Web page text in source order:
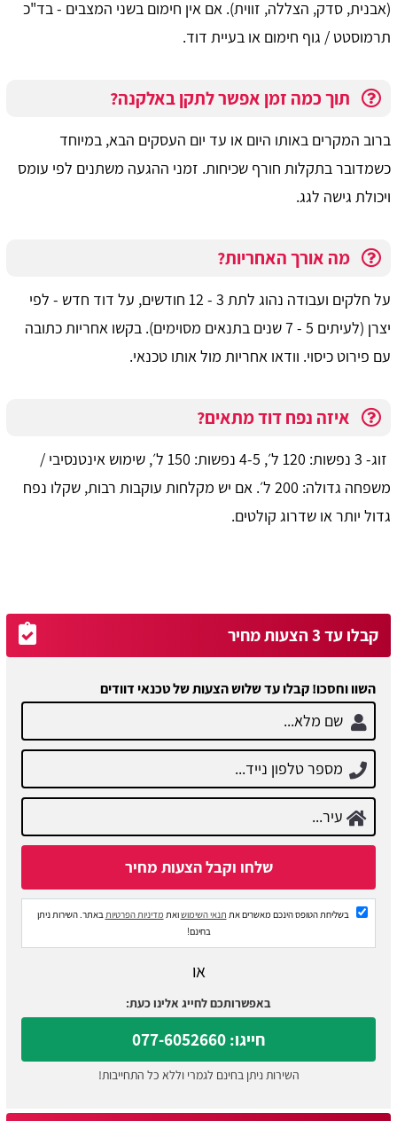
(אבנית, סדק, הצללה, זווית). אם אין חימום בשני המצבים - בד"כ
תרמוסטט / גוף חימום או בעיית דוד.
תוך כמה זמן אפשר לתקן באלקנה?
ברוב המקרים באותו היום או עד יום העסקים הבא, במיוחד
כשמדובר בתקלות חורף שכיחות. זמני ההגעה משתנים לפי עומס
ויכולת גישה לגג.
מה אורך האחריות?
על חלקים ועבודה נהוג לתת 3 - 12 חודשים, על דוד חדש - לפי
יצרן (לעיתים 5 - 7 שנים בתנאים מסוימים). בקשו אחריות כתובה
עם פירוט כיסוי. וודאו אחריות מול אותו טכנאי.
איזה נפח דוד מתאים?
זוג- 3 נפשות: 120 ל׳, 4-5 נפשות: 150 ל׳, שימוש אינטנסיבי /
משפחה גדולה: 200 ל׳. אם יש מקלחות עוקבות רבות, שקלו נפח
גדול יותר או שדרוג קולטים.
קבלו עד 3 הצעות מחיר
השוו וחסכו! קבלו עד שלוש הצעות של טכנאי דוודים
בשליחת הטופס הינכם מאשרים את תנאי השימושואת מדיניות הפרטיותבאתר. השירות ניתן
בחינם!
או
באפשרותכם לחייג אלינו כעת:
חייגו: 077-6052660
השירות ניתן בחינם לגמרי וללא כל התחייבות!